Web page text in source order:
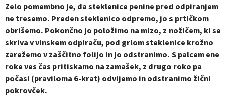
Zelo pomembno je, da steklenice penine pred odpiranjem
ne tresemo. Preden steklenico odpremo, jo s prtičkom
obrišemo. Pokončno jo položimo na mizo, z nožičem, ki se
skriva v vinskem odpiraču, pod grlom steklenice krožno
zarežemo v zaščitno folijo in jo odstranimo. S palcem ene
roke ves čas pritiskamo na zamašek, z drugo roko pa
počasi (praviloma 6-krat) odvijemo in odstranimo žični
pokrovček.